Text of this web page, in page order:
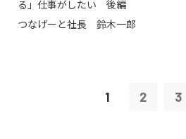
る」仕事がしたい 後編
つなげーと社長 鈴木一郎
1 2 3